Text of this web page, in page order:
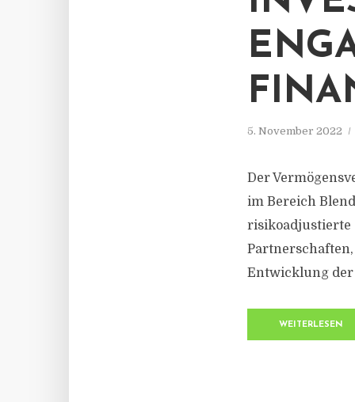
5. November 2022
Der
im Bereich
risikoadjustierte
Entwicklung der
WEITERLESEN